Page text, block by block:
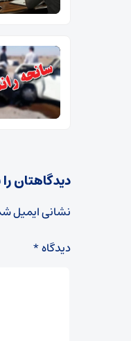
دیدگاهتان
نشانی ایمیل
دیدگاه*